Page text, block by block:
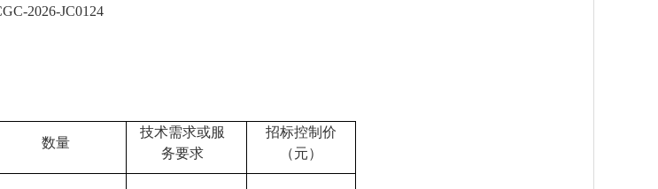
2026-JC0124
数量
技术需求或服
务要求
招标控制价
（元）